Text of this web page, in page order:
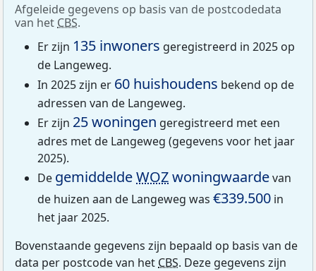
Afgeleide gegevens op basis van de postcodedata
van het CBS.
Er zijn 135 inwoners geregistreerd in 2025 op
de Langeweg.
In 2025 zijn er 60 huishoudens bekend op de
adressen van de Langeweg.
Er zijn 25 woningen geregistreerd met een
adres met de Langeweg (gegevens voor het jaar
2025).
De gemiddeldeWOZwoningwaardevan
de huizen aan de Langeweg was €339.500 in
het jaar 2025.
Bovenstaande gegevens zijn bepaald op basis van de
data per postcode van het CBS. Deze gegevens zijn